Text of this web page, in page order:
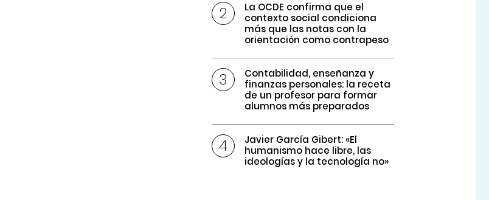
La OCDE confirma que el
contexto social condiciona
más que las notas con la
orientación como contrapeso
Contabilidad, enseñanza y
finanzas personales: la receta
de un profesor para formar
alumnos más preparados
Javier García Gibert: «El
humanismo hace libre, las
ideologías y la tecnología no»